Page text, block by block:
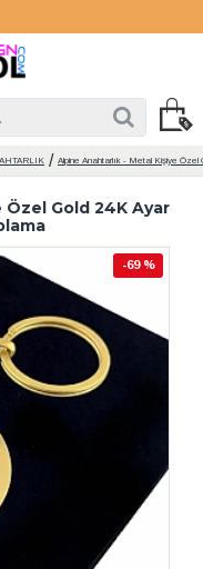
Alpine Anahtarlık - Metal Kişiye Özel
Gold 24K Ayar
-69 %